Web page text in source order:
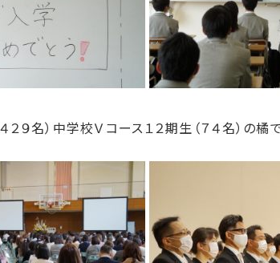
２９名）中学校Ｖコース１２期生（７４名）の